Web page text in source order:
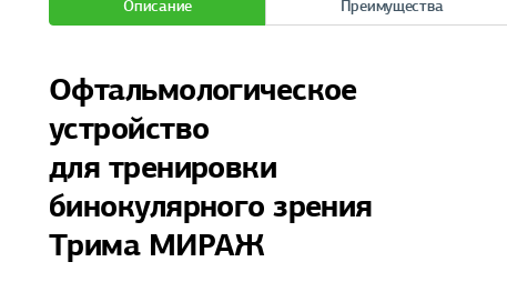
Описание Преимущества
Офтальмологическое
устройство
для тренировки
бинокулярного зрения
Трима МИРАЖ